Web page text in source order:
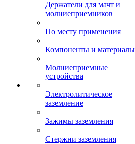
Держатели для мачт и
молниеприемников
По месту применения
Компоненты и материалы
Молниеприемные
устройства
Электролитическое
заземление
Зажимы заземления
Стержни заземления